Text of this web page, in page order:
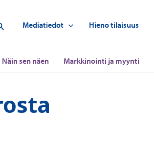
Mediatiedot Hieno tilaisuus
Näin sen näen Markkinointi ja myynti